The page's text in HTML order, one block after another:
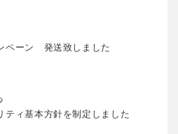
ペーン 発送致しました
ティ基本方針を制定しました